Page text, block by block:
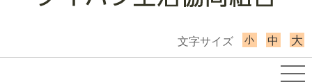
文字サイズ 小 中 大